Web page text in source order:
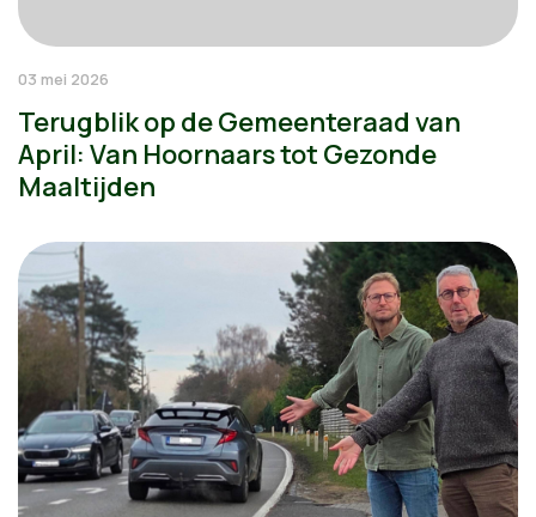
03 mei 2026
Terugblik op de Gemeenteraad van
April: Van Hoornaars tot Gezonde
Maaltijden